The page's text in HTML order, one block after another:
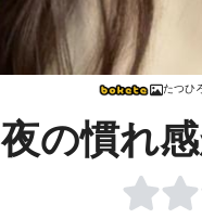
たつひ
夜の慣れ